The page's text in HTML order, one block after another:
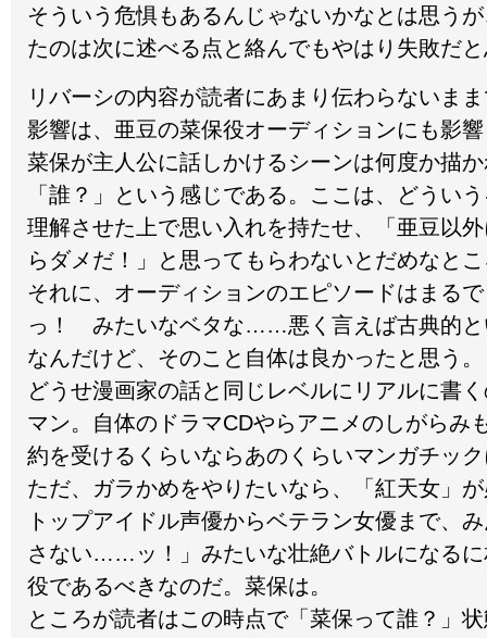
そういう危惧もあるんじゃないかなとは思う
たのは次に述べる点と絡んでもやはり失敗だ
リバーシの内容が読者にあまり伝わらないま
影響は、亜豆の菜保役オーディションにも影
菜保が主人公に話しかけるシーンは何度か描
「誰？」という感じである。ここは、どうい
理解させた上で思い入れを持たせ、「亜豆以
らダメだ！」と思ってもらわないとだめなと
それに、オーディションのエピソードはまる
っ！ みたいなベタな……悪く言えば古典的と
なんだけど、そのこと自体は良かったと思う。
どうせ漫画家の話と同じレベルにリアルに書
マン。自体のドラマCDやらアニメのしがらみ
約を受けるくらいならあのくらいマンガチッ
ただ、ガラかめをやりたいなら、「紅天女」
トップアイドル声優からベテラン女優まで、
さない……ッ！」みたいな壮絶バトルになる
役であるべきなのだ。菜保は。
ところが読者はこの時点で「菜保って誰？」